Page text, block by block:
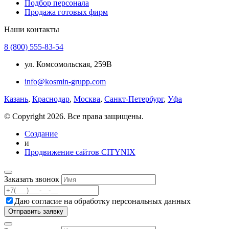
Подбор персонала
Продажа готовых фирм
Наши контакты
8 (800) 555-83-54
ул. Комсомольская, 259В
info@kosmin-grupp.com
Казань, Краснодар, Москва, Санкт-Петербург, Уфа
© Copyright 2026. Все права защищены.
Создание
и
Продвижение сайтов CITYNIX
Заказать звонок
Даю согласие на обработку персональных данных